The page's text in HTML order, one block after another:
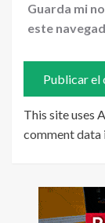
Guarda mi
este
This site uses
comment data